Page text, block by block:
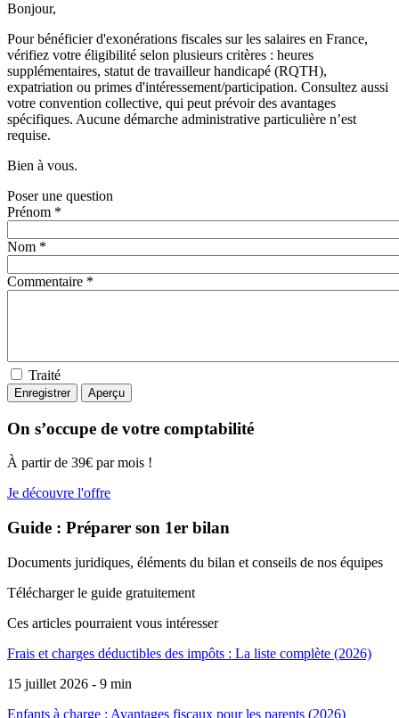
Bonjour,
Pour bénéficier d'exonérations fiscales sur les salaires en France,
vérifiez votre éligibilité selon plusieurs critères : heures
supplémentaires, statut de travailleur handicapé (RQTH),
expatriation ou primes d'intéressement/participation. Consultez aussi
votre convention collective, qui peut prévoir des avantages
spécifiques. Aucune démarche administrative particulière n’est
requise.
Bien à vous.
Poser une question
Prénom *
Nom *
Commentaire *
Traité
On s’occupe de votre comptabilité
À partir de 39€ par mois !
Je découvre l'offre
Guide : Préparer son 1er bilan
Documents juridiques, éléments du bilan et conseils de nos équipes
Télécharger le guide gratuitement
Ces articles pourraient vous intéresser
Frais et charges déductibles des impôts : La liste complète (2026)
15 juillet 2026 - 9 min
Enfants à charge : Avantages fiscaux pour les parents (2026)